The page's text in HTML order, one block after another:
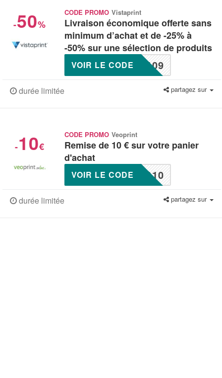
-50%
CODE PROMO Vistaprint
Livraison économique offerte sans
minimum d’achat et de -25% à
-50% sur une sélection de produits
109
VOIR LE CODE
durée limitée partagez sur
-10€
CODE PROMO Veoprint
Remise de 10 € sur votre panier
d'achat
O10
VOIR LE CODE
durée limitée partagez sur